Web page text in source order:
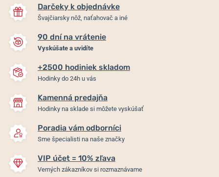
Darčeky k objednávke
Švajčiarsky nôž, naťahovač a iné
90 dní na vrátenie
Vyskúšate a uvidíte
+2500 hodiniek skladom
Hodinky do 24h u vás
Kamenná predajňa
Hodinky na sklade si môžete vyskúšať
Poradia vám odborníci
Sme špecialisti na naše značky
VIP účet = 10% zľava
Verných zákazníkov si rozmaznávame